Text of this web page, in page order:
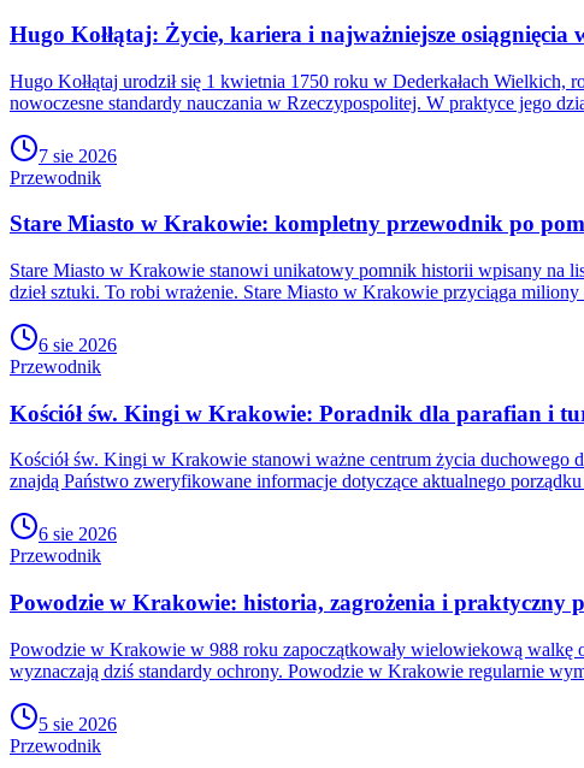
Hugo Kołłątaj: Życie, kariera i najważniejsze osiągnięcia
Hugo Kołłątaj urodził się 1 kwietnia 1750 roku w Dederkałach
nowoczesne standardy nauczania w Rzeczypospolitej. W praktyce jego
7 sie 2026
Przewodnik
Stare Miasto w Krakowie: kompletny przewodnik po
Stare Miasto w Krakowie stanowi unikatowy pomnik historii wpisany na
dzieł sztuki. To robi wrażenie. Stare Miasto w Krakowie przyciąga
6 sie 2026
Przewodnik
Kościół św. Kingi w Krakowie: Poradnik dla parafian i
Kościół św. Kingi w Krakowie stanowi ważne centrum życia
znajdą Państwo zweryfikowane informacje dotyczące aktualnego
6 sie 2026
Przewodnik
Powodzie w Krakowie: historia, zagrożenia i praktyczny
Powodzie w Krakowie w 988 roku zapoczątkowały wielowiekową walkę
wyznaczają dziś standardy ochrony. Powodzie w Krakowie regularnie
5 sie 2026
Przewodnik